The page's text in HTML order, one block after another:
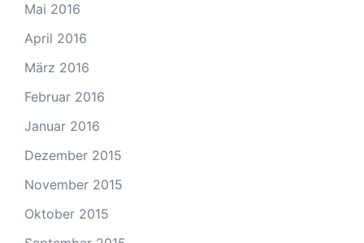
Mai 2016
April 2016
März 2016
Februar 2016
Januar 2016
Dezember 2015
November 2015
Oktober 2015